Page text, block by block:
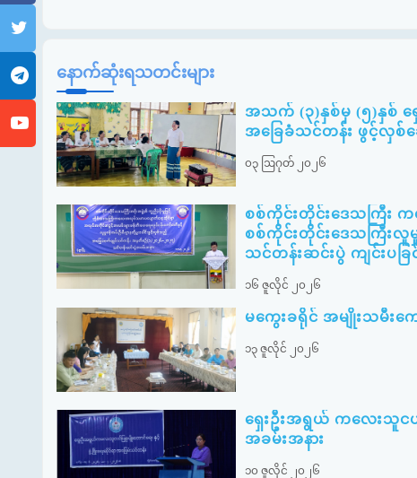
နောက်ဆုံးရသတင်းများ
အသက် (၃)နှစ်မှ (၅)နှစ် ရှ
အခြေခံသင်တန်း ဖွင့်လှစ်
၀၃ ဩဂုတ် ၂၀၂၆
စစ်ကိုင်းတိုင်းဒေသကြီး က
စစ်ကိုင်းတိုင်းဒေသကြီးလူ
သင်တန်းဆင်းပွဲ ကျင်းပခြ
၁၆ ဇူလိုင် ၂၀၂၆
မကွေးခရိုင် အမျိုးသမီး
၁၃ ဇူလိုင် ၂၀၂၆
ရှေးဦးအရွယ် ကလေးသူငယ်
အခမ်းအနား
၁၀ ဇူလိုင် ၂၀၂၆